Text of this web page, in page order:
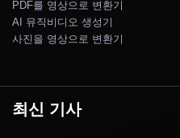
PDF를 영상으로 변환기
AI 뮤직비디오 생성기
사진을 영상으로 변환기
최신 기사